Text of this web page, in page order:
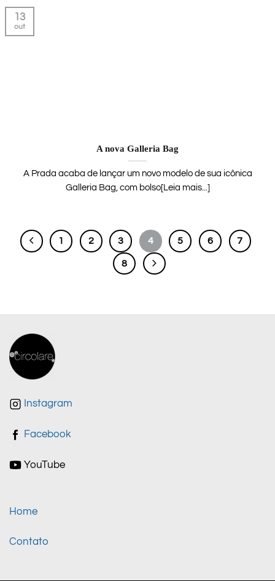
A nova Galleria Bag
A Prada acaba de lançar um novo modelo de sua icônica
Galleria Bag, com bolso[Leia mais...]
13
out
1 2 3 4 5 6 7
8
Instagram
Facebook
YouTube
Home
Contato